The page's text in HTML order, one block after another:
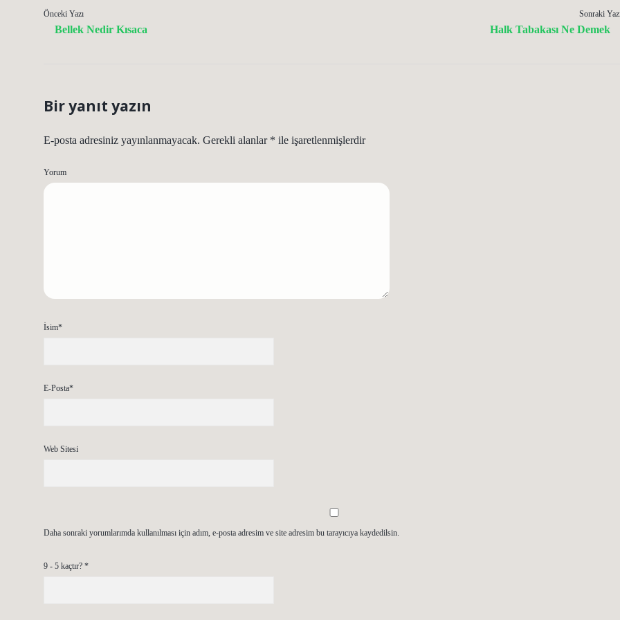
Önceki Yazı
Bellek Nedir Kısaca
Sonraki
Halk Tabakası Ne Demek
Bir yanıt yazın
E-posta adresiniz yayınlanmayacak. Gerekli alanlar * ile işaretlenmişlerdir
Yorum
İsim*
E-Posta*
Web Sitesi
Daha sonraki yorumlarımda kullanılması için adım, e-posta adresim ve site adresim bu tarayıcıya kaydedilsin.
9 - 5 kaçtır? *